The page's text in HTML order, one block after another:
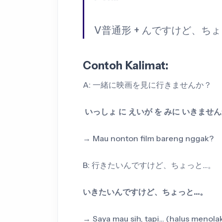
V普通形 + んですけど、ち
Contoh Kalimat:
A: 一緒に映画を見に行きませんか？
いっしょ に えいが を みに いきませ
→ Mau nonton film bareng nggak?
B: 行きたいんですけど、ちょっと…。
いきたいんですけど、ちょっと…。
→ Saya mau sih, tapi… (halus